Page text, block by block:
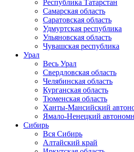
Республика Татарстан
Самарская область
Саратовская область
Удмуртская республика
Ульяновская область
Чувашская республика
Урал
Весь Урал
Свердловская область
Челябинская область
Курганская область
Тюменская область
Ханты-Мансийский
Ямало-Ненецкий
Сибирь
Вся Сибирь
Алтайский край